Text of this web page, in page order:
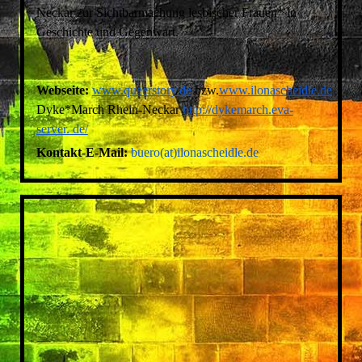
Neckar zur Sichtbarmachung lesbischer Frauen* in
Geschichte und Gegenwart.
Webseite: www.queerstory.debzw.www.ilonascheidle.de
Dyke*March Rhein-Neckarhttp://dykemarch.eva-
server. de/
Kontakt-E-Mail:buero(at)ilonascheidle.de